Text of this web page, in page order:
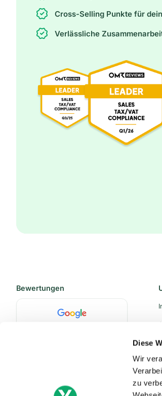
Diese
Wir
zu
Cross-Selling Punkte für
Verlässliche
Bewertungen